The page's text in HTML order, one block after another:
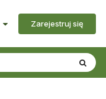
Zarejestruj się